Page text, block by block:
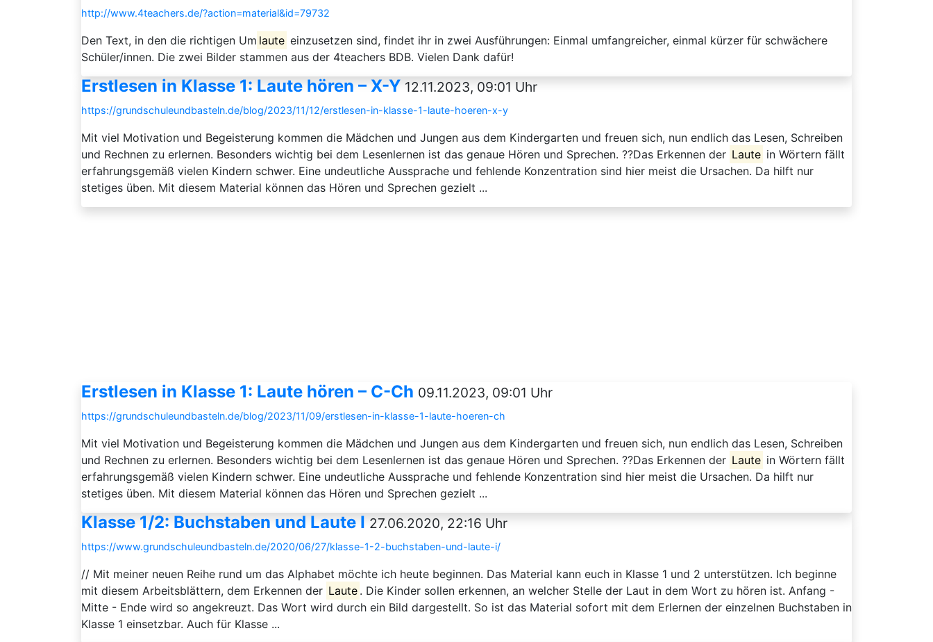
http://www.4teachers.de/?action=material&id=79732
Den Text, in den die richtigen Um laute einzusetzen sind, findet ihr in zwei Ausführungen: Einmal umfangreicher, einmal kürzer für schwächere
Schüler/innen. Die zwei Bilder stammen aus der 4teachers BDB. Vielen Dank dafür!
Erstlesen in Klasse 1: Laute hören – X-Y 12.11.2023, 09:01 Uhr
https://grundschuleundbasteln.de/blog/2023/11/12/erstlesen-in-klasse-1-laute-hoeren-x-y
Mit viel Motivation und Begeisterung kommen die Mädchen und Jungen aus dem Kindergarten und freuen sich, nun endlich das Lesen, Schreiben
und Rechnen zu erlernen. Besonders wichtig bei dem Lesenlernen ist das genaue Hören und Sprechen. ??Das Erkennen der Laute in Wörtern fällt
erfahrungsgemäß vielen Kindern schwer. Eine undeutliche Aussprache und fehlende Konzentration sind hier meist die Ursachen. Da hilft nur
stetiges üben. Mit diesem Material können das Hören und Sprechen gezielt ...
Erstlesen in Klasse 1: Laute hören – C-Ch 09.11.2023, 09:01 Uhr
https://grundschuleundbasteln.de/blog/2023/11/09/erstlesen-in-klasse-1-laute-hoeren-ch
Mit viel Motivation und Begeisterung kommen die Mädchen und Jungen aus dem Kindergarten und freuen sich, nun endlich das Lesen, Schreiben
und Rechnen zu erlernen. Besonders wichtig bei dem Lesenlernen ist das genaue Hören und Sprechen. ??Das Erkennen der Laute in Wörtern fällt
erfahrungsgemäß vielen Kindern schwer. Eine undeutliche Aussprache und fehlende Konzentration sind hier meist die Ursachen. Da hilft nur
stetiges üben. Mit diesem Material können das Hören und Sprechen gezielt ...
Klasse 1/2: Buchstaben und Laute I 27.06.2020, 22:16 Uhr
https://www.grundschuleundbasteln.de/2020/06/27/klasse-1-2-buchstaben-und-laute-i/
// Mit meiner neuen Reihe rund um das Alphabet möchte ich heute beginnen. Das Material kann euch in Klasse 1 und 2 unterstützen. Ich beginne
mit diesem Arbeitsblättern, dem Erkennen der Laute . Die Kinder sollen erkennen, an welcher Stelle der Laut in dem Wort zu hören ist. Anfang -
Mitte - Ende wird so angekreuzt. Das Wort wird durch ein Bild dargestellt. So ist das Material sofort mit dem Erlernen der einzelnen Buchstaben in
Klasse 1 einsetzbar. Auch für Klasse ...